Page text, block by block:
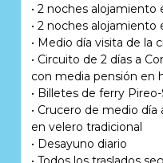
• 2 noches alojamiento
• 2 noches alojamiento
• Medio día visita de la
• Circuito de 2 días a
con media pensión en
• Billetes de ferry
• Crucero de medio
en velero tradicional
• Desayuno diario